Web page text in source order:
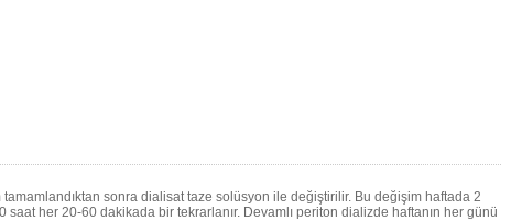
tamamlandıktan sonra dialisat taze solüsyon ile değiştirilir. Bu değişim haftada 2
saat her 20-60 dakikada bir tekrarlanır. Devamlı periton dializde haftanın her günü